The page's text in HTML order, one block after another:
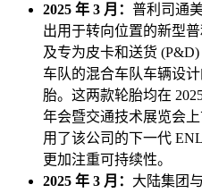
2025 年 3 月： 普利司通
出用于转向位置的新型
及专为皮卡和送货
车队的混合车队车辆设
胎。这两款轮胎均在
年会暨交通技术展览会
用了该公司的下一代
更加注重可持续性。
2025 年 3 月： 大陆集团